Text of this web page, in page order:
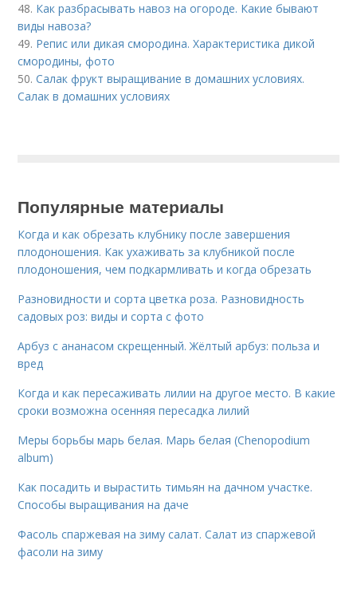
48. Как разбрасывать навоз на огороде. Какие бывают
виды навоза?
49. Репис или дикая смородина. Характеристика дикой
смородины, фото
50.Салак фрукт выращивание в домашних условиях.
Салак в домашних условиях
Популярные материалы
Когда и как обрезать клубнику после завершения
плодоношения. Как ухаживать за клубникой после
плодоношения, чем подкармливать и когда обрезать
Разновидности и сорта цветка роза. Разновидность
садовых роз: виды и сорта с фото
Арбуз с ананасом скрещенный. Жёлтый арбуз: польза и
вред
Когда и как пересаживать лилии на другое место. В какие
сроки возможна осенняя пересадка лилий
Меры борьбы марь белая. Марь белая (Chenopodium
album)
Как посадить и вырастить тимьян на дачном участке.
Способы выращивания на даче
Фасоль спаржевая на зиму салат. Салат из спаржевой
фасоли на зиму